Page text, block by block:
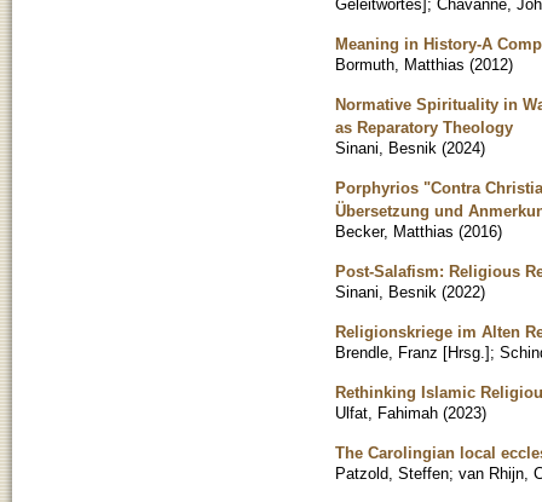
Geleitwortes]; Chavanne,
Meaning in History-A
Bormuth, Matthias (2012)
Normative Spirituality in
as Reparatory Theology
Sinani, Besnik (2024)
Porphyrios "Contra
Übersetzung und
Becker, Matthias (2016)
Post-Salafism: Religious
Sinani, Besnik (2022)
Religionskriege im Alten
Brendle, Franz [Hrsg.];
Rethinking Islamic
Ulfat, Fahimah (2023)
The Carolingian local
Patzold, Steffen; van Rhijn,